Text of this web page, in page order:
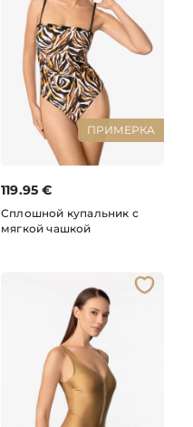
ПРИМЕРКА
119.95 €
Сплошной купальник с
мягкой чашкой